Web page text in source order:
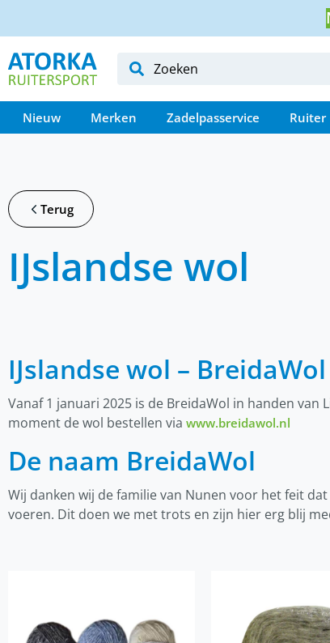
Nieuw Merken Zadelpasservice Ruiter
Terug
IJslandse wol
IJslandse wol –
Vanaf 1 januari 2025 is de BreidaWol in handen van
moment de wol bestellen via www.breidawol.nl
De naam BreidaWol
Wij danken wij de familie van Nunen voor het feit
voeren. Dit doen we met trots en zijn hier erg blij